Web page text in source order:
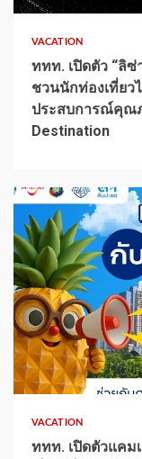
VACATION
ททท. เปิดตัว “ลิซ่
ชวนนักท่องเที่ยว
ประสบการณ์คุณ
Destination
1 min read
VACATION
ททท. เปิดตัวแคม